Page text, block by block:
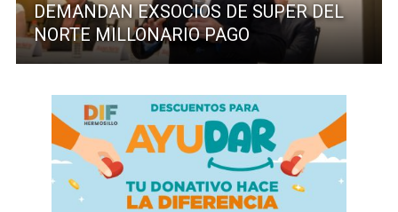
DEMANDAN EXSOCIOS DE SUPER DEL
NORTE MILLONARIO PAGO